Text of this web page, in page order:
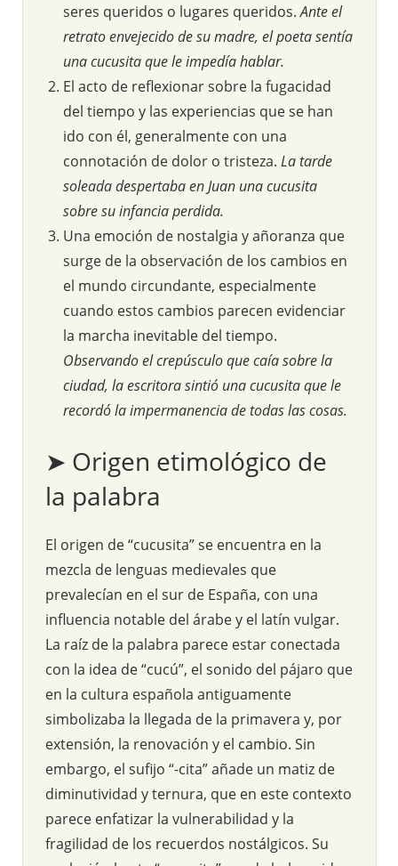
seres queridos o lugares queridos.Ante el
retrato envejecido de su madre, el poeta sentía
una cucusita que le impedía hablar.
El acto de reflexionar sobre la fugacidad
del tiempo y las experiencias que se han
ido con él, generalmente con una
connotación de dolor o tristeza. La tarde
soleada despertaba en Juan una cucusita
sobre su infancia perdida.
Una emoción de nostalgia y añoranza que
surge de la observación de los cambios en
el mundo circundante, especialmente
cuando estos cambios parecen evidenciar
la marcha inevitable del tiempo.
Observando el crepúsculo que caía sobre la
ciudad, la escritora sintió una cucusita que le
recordó la impermanencia de todas las cosas.
➤ Origen etimológico de
la palabra
El origen de “cucusita” se encuentra en la
mezcla de lenguas medievales que
prevalecían en el sur de España, con una
influencia notable del árabe y el latín vulgar.
La raíz de la palabra parece estar conectada
con la idea de “cucú”, el sonido del pájaro que
en la cultura española antiguamente
simbolizaba la llegada de la primavera y, por
extensión, la renovación y el cambio. Sin
embargo, el sufijo “-cita” añade un matiz de
diminutividad y ternura, que en este contexto
parece enfatizar la vulnerabilidad y la
fragilidad de los recuerdos nostálgicos. Su